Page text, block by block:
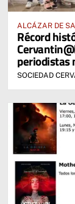
ALCÁZAR DE
Récord
periodistas
SOCIEDAD